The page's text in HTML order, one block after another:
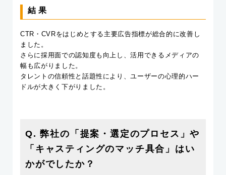
結果
CTR・CVRをはじめとする主要広告指標が総合的に改善し
ました。
さらに採用面での認知度も向上し、活用できるメディアの
幅も広がりました。
タレントの信頼性と話題性により、ユーザーの心理的ハー
ドルが大きく下がりました。
Q. 弊社の「提案・選定のプロセス」や
「キャスティングのマッチ具合」はい
かがでしたか？